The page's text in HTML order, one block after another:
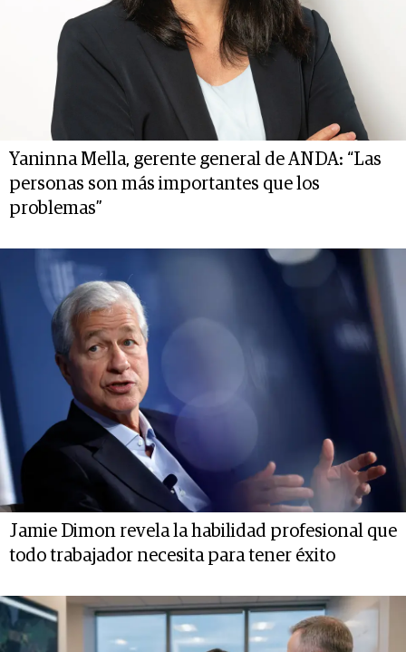
Yaninna Mella, gerente general de ANDA: “Las
personas son más importantes que los
problemas”
Jamie Dimon revela la habilidad profesional que
todo trabajador necesita para tener éxito